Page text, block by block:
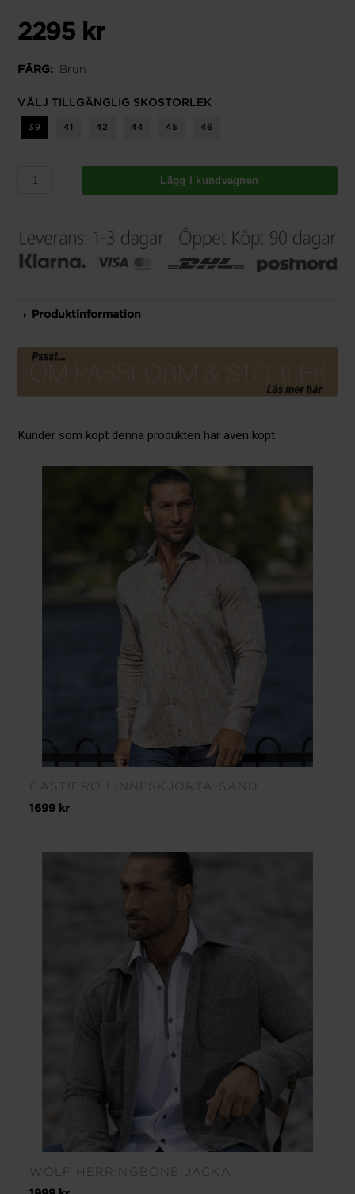
2295 kr
FÄRG: Brun
VÄLJ TILLGÄNGLIG SKOSTORLEK
39 41 42 44 45 46
Lägg i kundvagnen
Produktinformation
Kunder som köpt denna produkten har även köpt
CASTIERO LINNESKJORTA SAND
1699 kr
WOLF HERRINGBONE JACKA